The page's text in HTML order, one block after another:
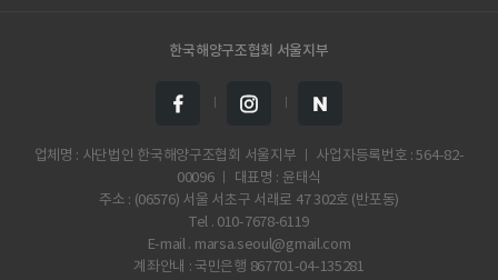
한국해양구조협회 서울지부
업체명 : 사단법인 한국해양구조협회 서울지부 ㅣ 사업자등록번호 : 564-82-
00096 ㅣ 대표명 : 윤태식
주소 : (06576) 서울 서초구 서래로 47 302호 (반포동)
Tel . 010-7678-6119
E-mail . marsa.seoul@gmail.com
계좌안내 : 국민은행 867701-04-135281